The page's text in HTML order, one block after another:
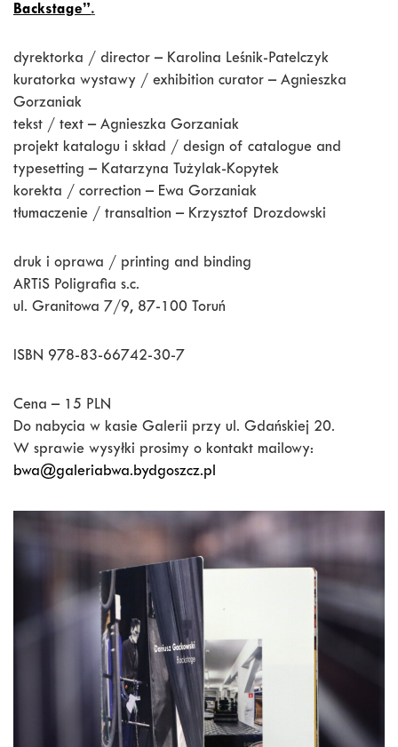
Backstage”.
dyrektorka / director – Karolina Leśnik-Patelczyk
kuratorka wystawy / exhibition curator – Agnieszka
Gorzaniak
tekst / text – Agnieszka Gorzaniak
projekt katalogu i skład / design of catalogue and
typesetting – Katarzyna Tużylak-Kopytek
korekta / correction – Ewa Gorzaniak
tłumaczenie / transaltion – Krzysztof Drozdowski
druk i oprawa / printing and binding
ARTiS Poligrafia s.c.
ul. Granitowa 7/9, 87-100 Toruń
ISBN 978-83-66742-30-7
Cena – 15 PLN
Do nabycia w kasie Galerii przy ul. Gdańskiej 20.
W sprawie wysyłki prosimy o kontakt mailowy:
bwa@galeriabwa.bydgoszcz.pl